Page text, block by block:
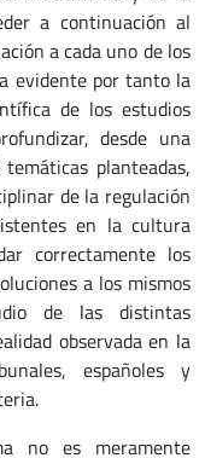
a continuación al
a cada uno de los
evidente por tanto la
de los estudios
desde una
planteadas,
de la regulación
en la cultura
correctamente los
a los mismos
de las distintas
observada en la
españoles y
no es meramente